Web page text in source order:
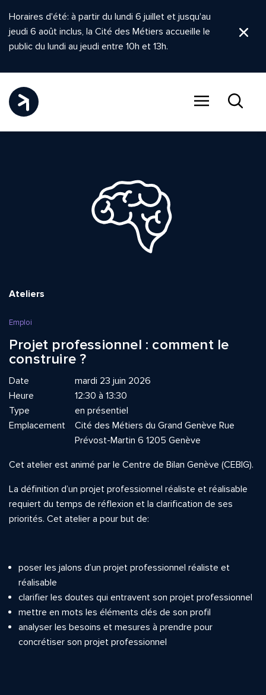
Horaires d'été: à partir du lundi 6 juillet et jusqu'au
jeudi 6 août inclus, la Cité des Métiers accueille le
public du lundi au jeudi entre 10h et 13h.
Ateliers
Emploi
Projet professionnel : comment le
construire ?
Date
mardi 23 juin 2026
Heure
12:30 à 13:30
Type
en présentiel
Emplacement
Cité des Métiers du Grand Genève Rue
Prévost-Martin 6 1205 Genève
Cet atelier est animé par le Centre de Bilan Genève (CEBIG).
La définition d’un projet professionnel réaliste et réalisable
requiert du temps de réflexion et la clarification de ses
priorités. Cet atelier a pour but de:
poser les jalons d’un projet professionnel réaliste et
réalisable
clarifier les doutes qui entravent son projet professionnel
mettre en mots les éléments clés de son profil
analyser les besoins et mesures à prendre pour
concrétiser son projet professionnel